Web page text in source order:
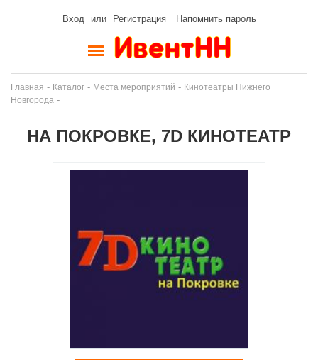
Вход или Регистрация Напомнить пароль
Главная - Каталог - Места мероприятий - Кинотеатры Нижнего
Новгорода -
НА ПОКРОВКЕ, 7D КИНОТЕАТР